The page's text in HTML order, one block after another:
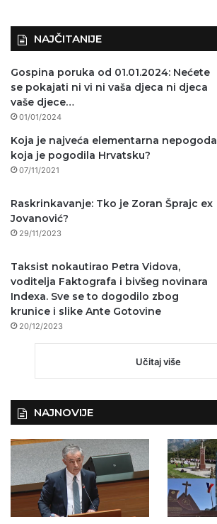
NAJČITANIJE
Gospina poruka od 01.01.2024: Nećete
se pokajati ni vi ni vaša djeca ni djeca
vaše djece…
01/01/2024
Koja je najveća elementarna nepogoda
koja je pogodila Hrvatsku?
07/11/2021
Raskrinkavanje: Tko je Zoran Šprajc ex
Jovanović?
29/11/2023
Taksist nokautirao Petra Vidova,
voditelja Faktografa i bivšeg novinara
Indexa. Sve se to dogodilo zbog
krunice i slike Ante Gotovine
20/12/2023
Učitaj više
NAJNOVIJE